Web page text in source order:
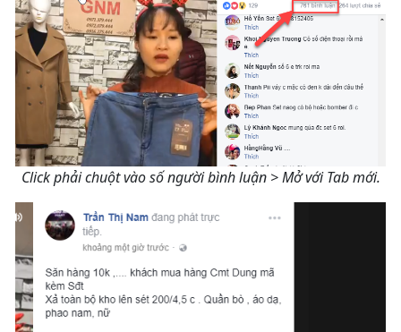
Click phải chuột vào số người bình luận > Mở với Tab mới.